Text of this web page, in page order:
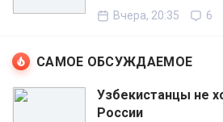
Вчера, 20:35 6
САМОЕ ОБСУЖДАЕМОЕ
Узбекистанцы не
России